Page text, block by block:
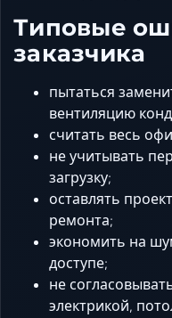
Типовые
заказчика
пытаться
вентиляцию
считать весь
не учитывать
загрузку;
оставлять
ремонта;
экономить на
доступе;
не
электрикой,